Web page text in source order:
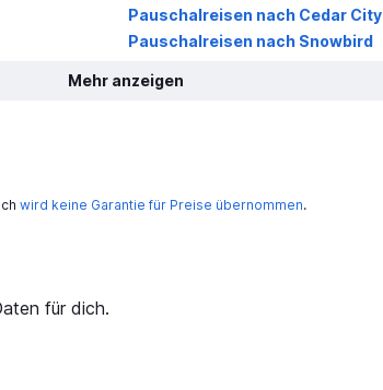
Pauschalreisen nach Cedar City
Pauschalreisen nach Snowbird
Mehr anzeigen
wird keine Garantie für Preise übernommen.
für dich.